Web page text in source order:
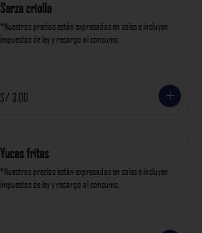
Sarza criolla
*Nuestros precios están expresados en soles e incluyen
impuestos de ley y recargo al consumo.
S/ 3.00
Yucas fritas
*Nuestros precios están expresados en soles e incluyen
impuestos de ley y recargo al consumo.